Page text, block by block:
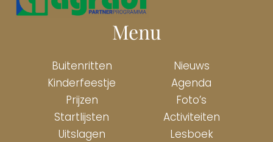
Menu
Buitenritten
Kinderfeestje
Prijzen
Startlijsten
Uitslagen
Nieuws
Agenda
Foto’s
Activiteiten
Lesboek